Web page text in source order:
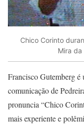
Chico Corinto
Mira da
Francisco Gutemberg é
comunicação de
pronuncia “Chico
mais experiente e